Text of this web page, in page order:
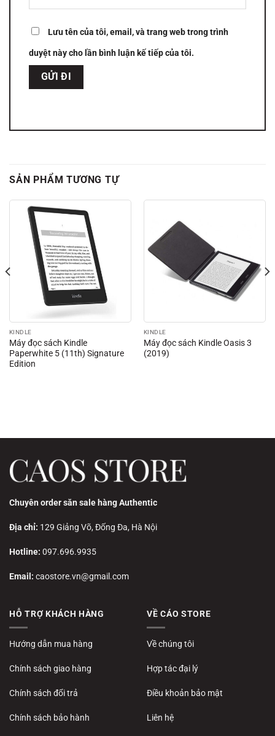
Lưu tên của tôi, email, và trang web trong trình
duyệt này cho lần bình luận kế tiếp của tôi.
SẢN PHẨM TƯƠNG TỰ
KINDLE
Máy đọc sách Kindle
Paperwhite 5 (11th) Signature
Edition
KINDLE
Máy đọc sách Kindle Oasis 3
(2019)
Chuyên order săn sale hàng Authentic
Địa chỉ: 129 Giảng Võ, Đống Đa, Hà Nội
Hotline: 097.696.9935
Email: caostore.vn@gmail.com
HỖ TRỢ KHÁCH HÀNG
Hướng dẫn mua hàng
Chính sách giao hàng
Chính sách đổi trả
Chính sách bảo hành
VỀ CÁO STORE
Về chúng tôi
Hợp tác đại lý
Điều khoản bảo mật
Liên hệ